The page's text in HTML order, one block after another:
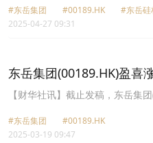
岳硅材股东净利润约3681.9万元人
#东岳集团 #00189.HK
#东岳硅
2025-04-27 09:31
东岳集团(00189.HK)盈喜
利同比增逾14%
【财华社讯】截止发稿，东岳集
年度公司拥有人应占年度溢利同
加超过60%以及每股基本及摊薄
#东岳集团
#00189.HK
2025-03-19 09:47